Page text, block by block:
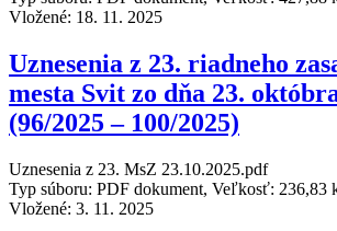
Vložené: 18. 11. 2025
Uznesenia z 23. riadneho
mesta Svit zo dňa 23.
(96/2025 – 100/2025)
Uznesenia z 23. MsZ 23.10.2025.pdf
Typ súboru: PDF dokument, Veľkosť: 236,83
Vložené: 3. 11. 2025